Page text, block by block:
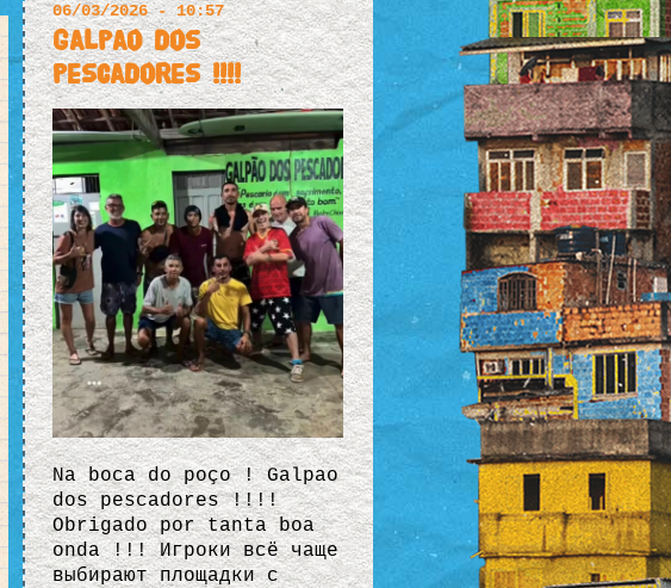
06/03/2026 - 10:57
Galpao dos
pescadores !!!!
Na boca do poço ! Galpao
dos pescadores !!!!
Obrigado por tanta boa
onda !!! Игроки всё чаще
выбирают площадки с